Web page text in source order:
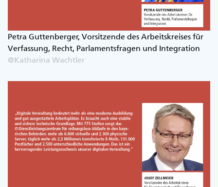
Petra Guttenberger, Vorsitzende des Arbeitskreises für
Verfassung, Recht, Parlamentsfragen und Integration
@Katharina Wachtler